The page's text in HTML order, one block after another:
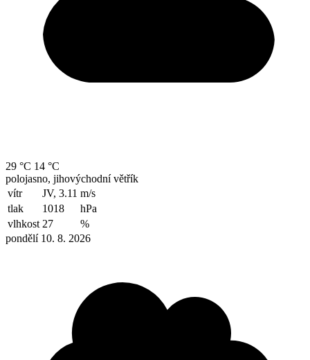
29 °C 14 °C
polojasno, jihovýchodní větřík
vítr
JV, 3.11 m/s
tlak
1018
hPa
vlhkost 27
%
pondělí 10. 8. 2026